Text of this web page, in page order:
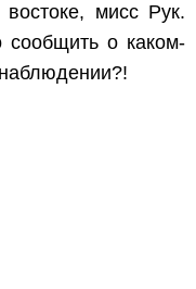
мисс Рук.
сообщить о каком-